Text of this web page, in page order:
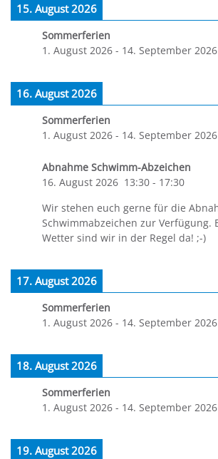
15. August 2026
Sommerferien
1. August 2026 - 14. September 2026
16. August 2026
Sommerferien
1. August 2026 - 14. September 2026
Abnahme Schwimm-Abzeichen
16. August 2026 13:30 - 17:30
Wir stehen euch gerne für die
Schwimmabzeichen zur Verfügung.
Wetter sind wir in der Regel da! ;-)
17. August 2026
Sommerferien
1. August 2026 - 14. September 2026
18. August 2026
Sommerferien
1. August 2026 - 14. September 2026
19. August 2026